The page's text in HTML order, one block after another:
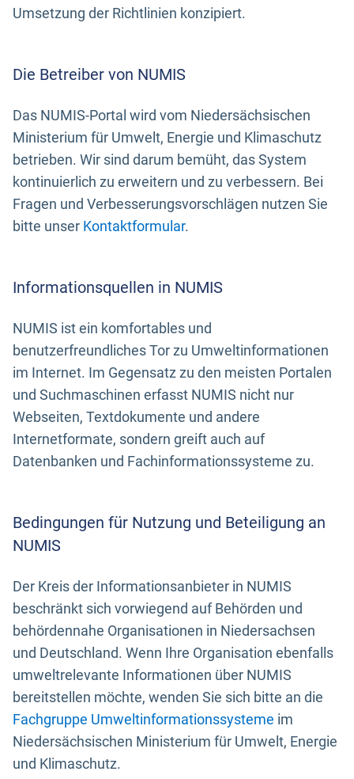
Umsetzung der Richtlinien konzipiert.
Die Betreiber von NUMIS
Das NUMIS-Portal wird vom Niedersächsischen
Ministerium für Umwelt, Energie und Klimaschutz
betrieben. Wir sind darum bemüht, das System
kontinuierlich zu erweitern und zu verbessern. Bei
Fragen und Verbesserungsvorschlägen nutzen Sie
bitte unser Kontaktformular.
Informationsquellen in NUMIS
NUMIS ist ein komfortables und
benutzerfreundliches Tor zu Umweltinformationen
im Internet. Im Gegensatz zu den meisten Portalen
und Suchmaschinen erfasst NUMIS nicht nur
Webseiten, Textdokumente und andere
Internetformate, sondern greift auch auf
Datenbanken und Fachinformationssysteme zu.
Bedingungen für Nutzung und Beteiligung an
NUMIS
Der Kreis der Informationsanbieter in NUMIS
beschränkt sich vorwiegend auf Behörden und
behördennahe Organisationen in Niedersachsen
und Deutschland. Wenn Ihre Organisation ebenfalls
umweltrelevante Informationen über NUMIS
bereitstellen möchte, wenden Sie sich bitte an die
Fachgruppe Umweltinformationssysteme im
Niedersächsischen Ministerium für Umwelt, Energie
und Klimaschutz.